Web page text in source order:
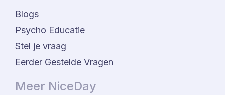
Blogs
Psycho Educatie
Stel je vraag
Eerder Gestelde Vragen
Meer NiceDay